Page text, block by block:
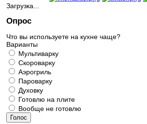
Загрузка...
Опрос
Что вы используете на кухне чаще?
Варианты
Мультиварку
Скороварку
Аэрогриль
Пароварку
Духовку
Готовлю на плите
Вообще не готовлю